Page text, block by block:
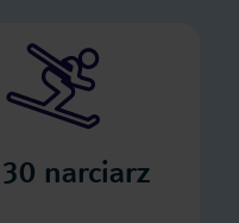
30 narciarz